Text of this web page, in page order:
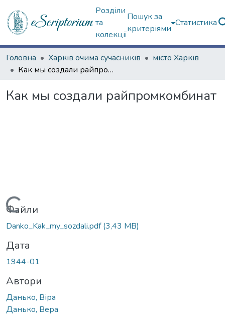
Розділи
та
колекції
Пошук за
критеріями
Статистика
Головна Харків очима сучасників
місто Харків
Как мы создали райпромкомбинат
Как мы создали райпромкомбинат
Вантажиться...
Файли
Danko_Kak_my_sozdali.pdf(3,43 MB)
Дата
1944-01
Автори
Данько, Віра
Данько, Вера